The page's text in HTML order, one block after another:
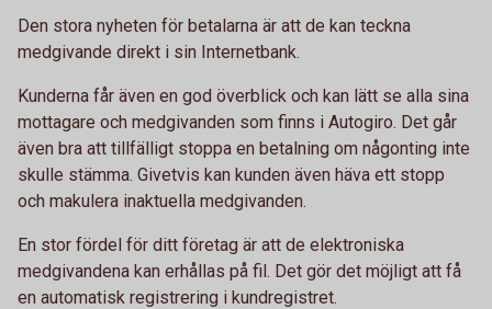
Den stora nyheten för betalarna är att de kan teckna
medgivande direkt i sin Internetbank.
Kunderna får även en god överblick och kan lätt se alla sina
mottagare och medgivanden som finns i Autogiro. Det går
även bra att tillfälligt stoppa en betalning om någonting inte
skulle stämma. Givetvis kan kunden även häva ett stopp
och makulera inaktuella medgivanden.
En stor fördel för ditt företag är att de elektroniska
medgivandena kan erhållas på fil. Det gör det möjligt att få
en automatisk registrering i kundregistret.